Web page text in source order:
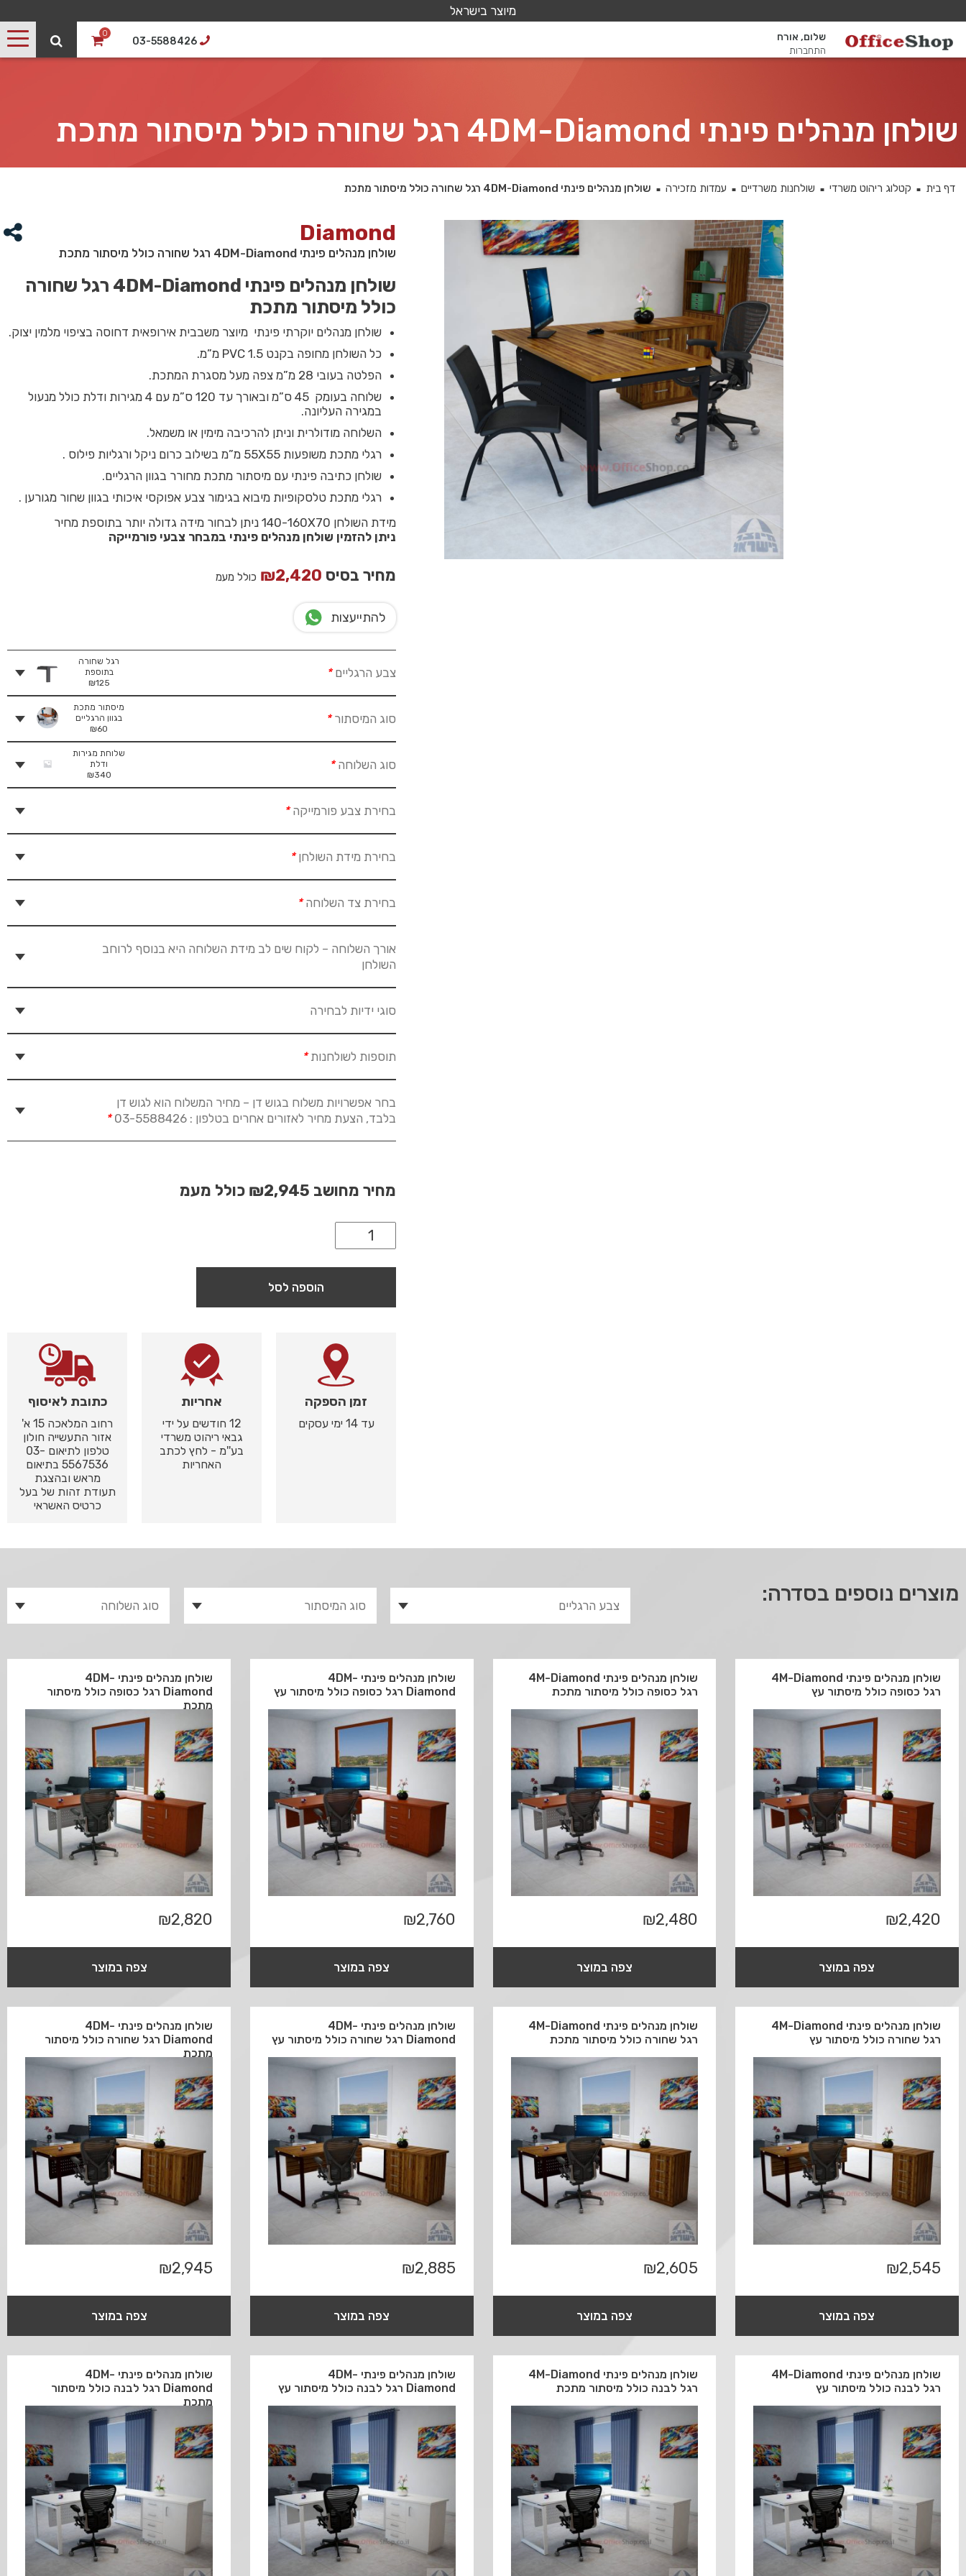
מיוצר בישראל
שלום, אורח
התחברות
03-5588426
0
שולחן מנהלים פינתי 4DM-Diamond רגל שחורה כולל מיסתור מתכת
דף בית ■ קטלוג ריהוט משרדי ■ שולחנות משרדיים ■ עמדות מזכירה ■ שולחן מנהלים פינתי 4DM-Diamond רגל שחורה כולל מיסתור מתכת
Diamond
שולחן מנהלים פינתי 4DM-Diamond רגל שחורה כולל מיסתור מתכת
שולחן מנהלים פינתי 4DM-Diamond רגל שחורה
כולל מיסתור מתכת
שולחן מנהלים יוקרתי פינתי מיוצר משבבית אירופאית דחוסה בציפוי מלמין יצוק.
כל השולחן מחופה בקנט PVC 1.5 מ”מ.
הפלטה בעובי 28 מ”מ צפה מעל מסגרת המתכת.
שלוחה בעומק 45 ס”מ ובאורך עד 120 ס”מ עם 4 מגירות ודלת כולל מנעול
במגירה העליונה.
השלוחה מודולרית וניתן להרכיבה מימין או משמאל.
רגלי מתכת משופעות 55X55 מ”מ בשילוב כרום ניקל ורגליות פילוס .
שולחן כתיבה פינתי עם מיסתור מתכת מחורר בגוון הרגליים.
רגלי מתכת טלסקופיות מיבוא בגימור צבע אפוקסי איכותי בגוון שחור מגורען .
מידת השולחן 140-160X70 ניתן לבחור מידה גדולה יותר בתוספת מחיר
ניתן להזמין שולחן מנהלים פינתי במבחר צבעי פורמייקה
מחיר בסיס ₪2,420 כולל מעמ
להתייעצות
צבע הרגליים*
רגל שחורה
בתוספת
₪125
סוג המיסתור*
מיסתור מתכת
בגוון הרגליים
₪60
סוג השלוחה*
שלוחת מגירות
ודלת
₪340
בחירת צבע פורמייקה*
בחירת מידת השולחן*
בחירת צד השלוחה*
אורך השלוחה – לקוח שים לב מידת השלוחה היא בנוסף לרוחב
השולחן
סוגי ידיות לבחירה
תוספות לשולחנות*
בחר אפשרויות משלוח בגוש דן – מחיר המשלוח הוא לגוש דן
בלבד, הצעת מחיר לאזורים אחרים בטלפון : 03-5588426
*
מחיר מחושב ₪2,945 כולל מעמ
הוספה לסל
זמן הספקה
עד 14 ימי עסקים
אחריות
12 חודשים על ידי
גבאי ריהוט משרדי
בע''מ - לחץ לכתב
האחריות
כתובת לאיסוף
רחוב המלאכה 15 א'
אזור התעשייה חולון
טלפון לתיאום 03-
5567536 בתיאום
מראש ובהצגת
תעודת זהות של בעל
כרטיס האשראי
מוצרים נוספים בסדרה:
שולחן מנהלים פינתי 4M-Diamond
רגל כסופה כולל מיסתור עץ
₪2,420
צפה במוצר
שולחן מנהלים פינתי 4M-Diamond
רגל כסופה כולל מיסתור מתכת
₪2,480
צפה במוצר
שולחן מנהלים פינתי 4DM-
Diamond רגל כסופה כולל מיסתור עץ
₪2,760
צפה במוצר
שולחן מנהלים פינתי 4DM-
Diamond רגל כסופה כולל מיסתור
מתכת
₪2,820
צפה במוצר
שולחן מנהלים פינתי 4M-Diamond
רגל שחורה כולל מיסתור עץ
₪2,545
צפה במוצר
שולחן מנהלים פינתי 4M-Diamond
רגל שחורה כולל מיסתור מתכת
₪2,605
צפה במוצר
שולחן מנהלים פינתי 4DM-
Diamond רגל שחורה כולל מיסתור עץ
₪2,885
צפה במוצר
שולחן מנהלים פינתי 4DM-
Diamond רגל שחורה כולל מיסתור
מתכת
₪2,945
צפה במוצר
שולחן מנהלים פינתי 4M-Diamond
רגל לבנה כולל מיסתור עץ
שולחן מנהלים פינתי 4M-Diamond
רגל לבנה כולל מיסתור מתכת
שולחן מנהלים פינתי 4DM-
Diamond רגל לבנה כולל מיסתור עץ
שולחן מנהלים פינתי 4DM-
Diamond רגל לבנה כולל מיסתור
מתכת